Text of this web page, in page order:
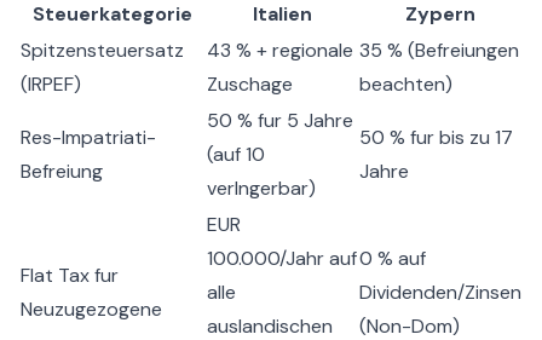
Steuerkategorie
Italien
Zypern
Spitzensteuersatz
(IRPEF)
43 % + regionale
Zuschage
35 % (Befreiungen
beachten)
Res-Impatriati-
Befreiung
50 % fur 5 Jahre
(auf 10
verlngerbar)
50 % fur bis zu 17
Jahre
Flat Tax fur
Neuzugezogene
EUR
100.000/Jahr auf
alle
auslandischen
0 % auf
Dividenden/Zinsen
(Non-Dom)